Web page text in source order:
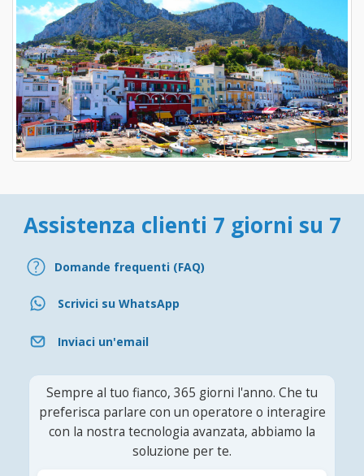
Assistenza clienti 7 giorni su 7
Domande frequenti (FAQ)
Scrivici su WhatsApp
Inviaci un'email
Sempre al tuo fianco, 365 giorni l'anno. Che tu
preferisca parlare con un operatore o interagire
con la nostra tecnologia avanzata, abbiamo la
soluzione per te.